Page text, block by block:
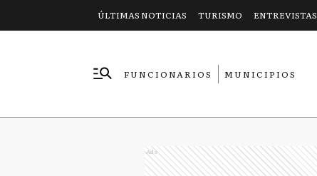
ÚLTIMAS NOTICIAS TURISMO ENTREVISTAS
FUNCIONARIOS
MUNICIPIOS
Ads